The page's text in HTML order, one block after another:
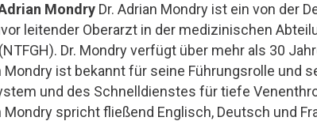
Mondry Dr. Adrian Mondry ist ein von der
leitender Oberarzt in der medizinischen
Dr. Mondry verfügt über mehr als 30
Mondry ist bekannt für seine Führungsrolle und
und des Schnelldienstes für tiefe
Mondry spricht fließend Englisch, Deutsch und